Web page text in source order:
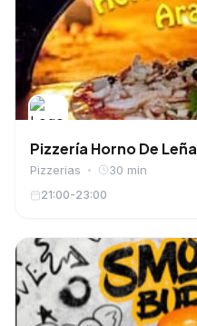
Pizzería Horno De Leña
Pizzerias 30 min
21:00-23:00